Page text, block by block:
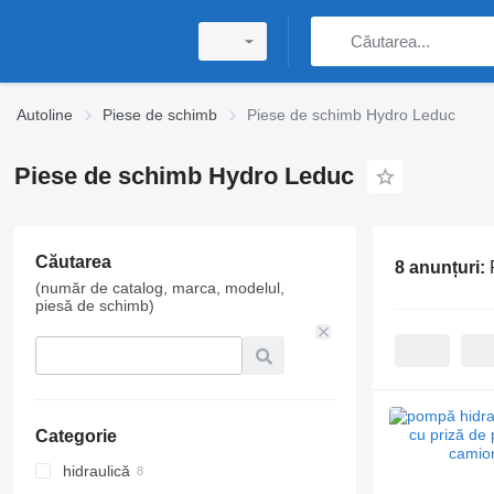
Autoline Piese de schimb Piese de schimb Hydro Leduc
Piese de schimb Hydro Leduc
Căutarea
(număr de catalog, marca, modelul,
piesă de schimb)
Categorie
hidraulică
8 anunțuri: